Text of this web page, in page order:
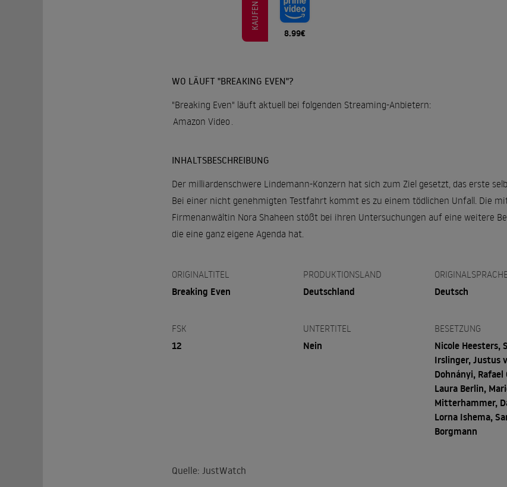
KAUFEN
8.99€
WO LÄUFT "BREAKING EVEN"?
"Breaking Even" läuft aktuell bei folgenden Streaming-Anbietern:
Amazon Video .
INHALTSBESCHREIBUNG
Der milliardenschwere Lindemann-Konzern hat sich zum Ziel gesetzt, das erste
Bei einer nicht genehmigten Testfahrt kommt es zu einem tödlichen Unfall. Die
Firmenanwältin Nora Shaheen stößt bei ihren Untersuchungen auf eine weitere
die eine ganz eigene Agenda hat.
ORIGINALTITEL
Breaking Even
PRODUKTIONSLAND
Deutschland
ORIGINALSPRACHE
Deutsch
FSK
12
UNTERTITEL
Nein
BESETZUNG
Nicole Heesters,
Irslinger, Justus
Dohnányi, Rafael
Laura Berlin,
Mitterhammer,
Lorna Ishema,
Borgmann
Quelle: JustWatch